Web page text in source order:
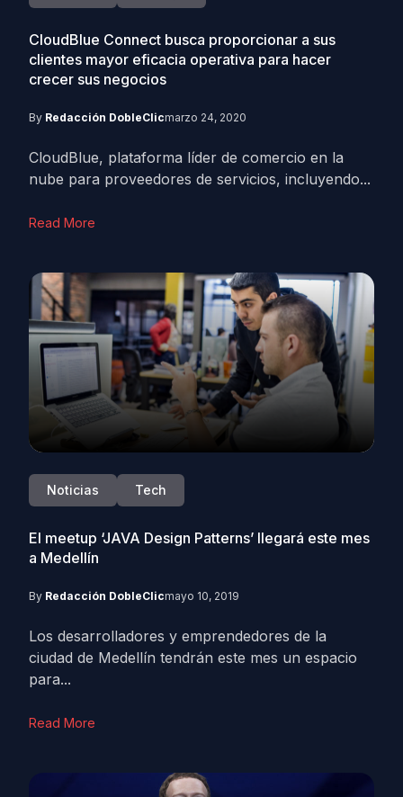
CloudBlue Connect busca proporcionar a sus
clientes mayor eficacia operativa para hacer
crecer sus negocios
By Redacción DobleClicmarzo 24, 2020
CloudBlue, plataforma líder de comercio en la
nube para proveedores de servicios, incluyendo...
Read More
Noticias Tech
El meetup ‘JAVA Design Patterns’ llegará este mes
a Medellín
By Redacción DobleClicmayo 10, 2019
Los desarrolladores y emprendedores de la
ciudad de Medellín tendrán este mes un espacio
para...
Read More